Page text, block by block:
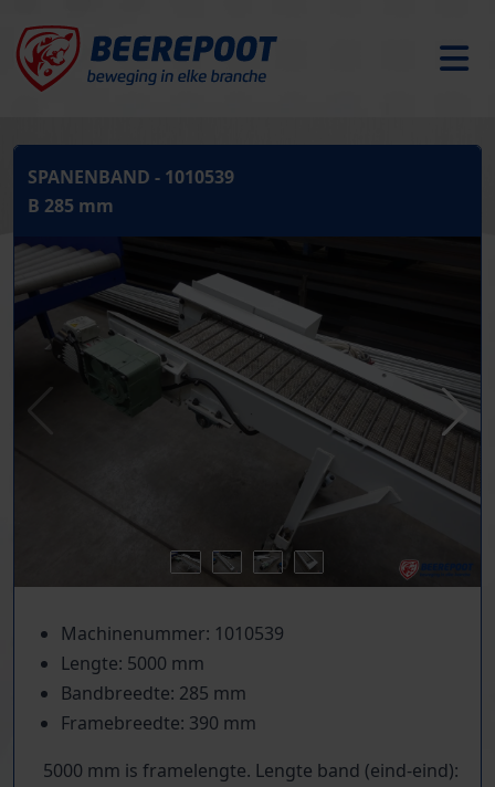
SPANENBAND - 1010539
B 285 mm
Machinenummer: 1010539
Lengte: 5000 mm
Bandbreedte: 285 mm
Framebreedte: 390 mm
5000 mm is framelengte. Lengte band (eind-eind):